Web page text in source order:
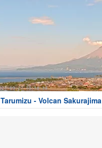
Tarumizu - Volcan Sakurajima